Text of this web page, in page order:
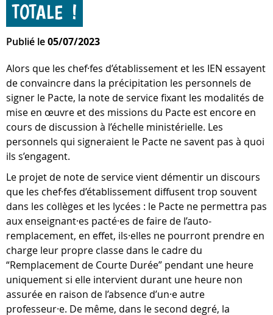
TOTALE !
Publié le05/07/2023
Alors que les chef·fes d’établissement et les IEN essayent
de convaincre dans la précipitation les personnels de
signer le Pacte, la note de service fixant les modalités de
mise en œuvre et des missions du Pacte est encore en
cours de discussion à l’échelle ministérielle. Les
personnels qui signeraient le Pacte ne savent pas à quoi
ils s’engagent.
Le projet de note de service vient démentir un discours
que les chef·fes d’établissement diffusent trop souvent
dans les collèges et les lycées : le Pacte ne permettra pas
aux enseignant·es pacté·es de faire de l’auto-
remplacement, en effet, ils·elles ne pourront prendre en
charge leur propre classe dans le cadre du
“Remplacement de Courte Durée” pendant une heure
uniquement si elle intervient durant une heure non
assurée en raison de l’absence d’un·e autre
professeur·e. De même, dans le second degré, la